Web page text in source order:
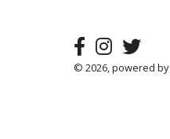
© 2026, powered by